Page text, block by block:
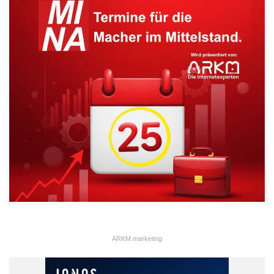
sodass ein Kauf vor Ort durchführbar ist. Eine zweckdienliche
Handwerksorganisation nimmt keine Mitgliedsbeiträge und
bietet den Handwerkern eine kostenlose Registrierung an. Dank
vieler Partner stehen breitgefächerte Nachlässe und Vorteile in
diversen Bereichen zur Verfügung, vor allem rund um die
tägliche Mobilität. Außerdem ist eine kostenfreie Bearbeitung im
Zuge einer Innungsmitgliedschaft garantiert. Wenn kein
Innungsnachweis vorliegt, dann wird normalerweise lediglich
eine geringe Pauschale für die Bearbeitung erhoben.
Abrufscheine für die
betriebliche Mobilität
Betriebsfahrzeuges zu nutzen. Um in den Genuss dieser
Konditionen zu kommen, muss die gewerbliche Tätigkeit einen
ARKM.marketing